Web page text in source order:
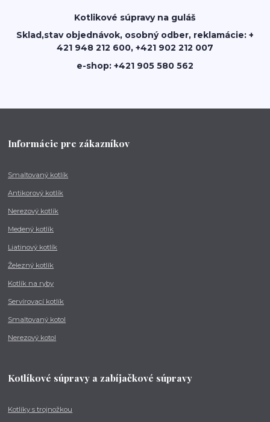
Kotlikové súpravy na guláš
Sklad,stav objednávok, osobný odber, reklamácie: +
421 948 212 600, +421 902 212 007
e-shop: +421 905 580 562
Informácie pre zákazníkov
Smaltovaný kotlík
Antikorový kotlík
Nerezový kotlík
Medený kotlík
Liatinový kotlík
Železný kotlík
Kotlík na ryby
Servírovací kotlík
Smaltovaný kotol
Nerezový kotol
Kotlíkové súpravy a zabíjačkové súpravy
Kotlíky s trojnožkou